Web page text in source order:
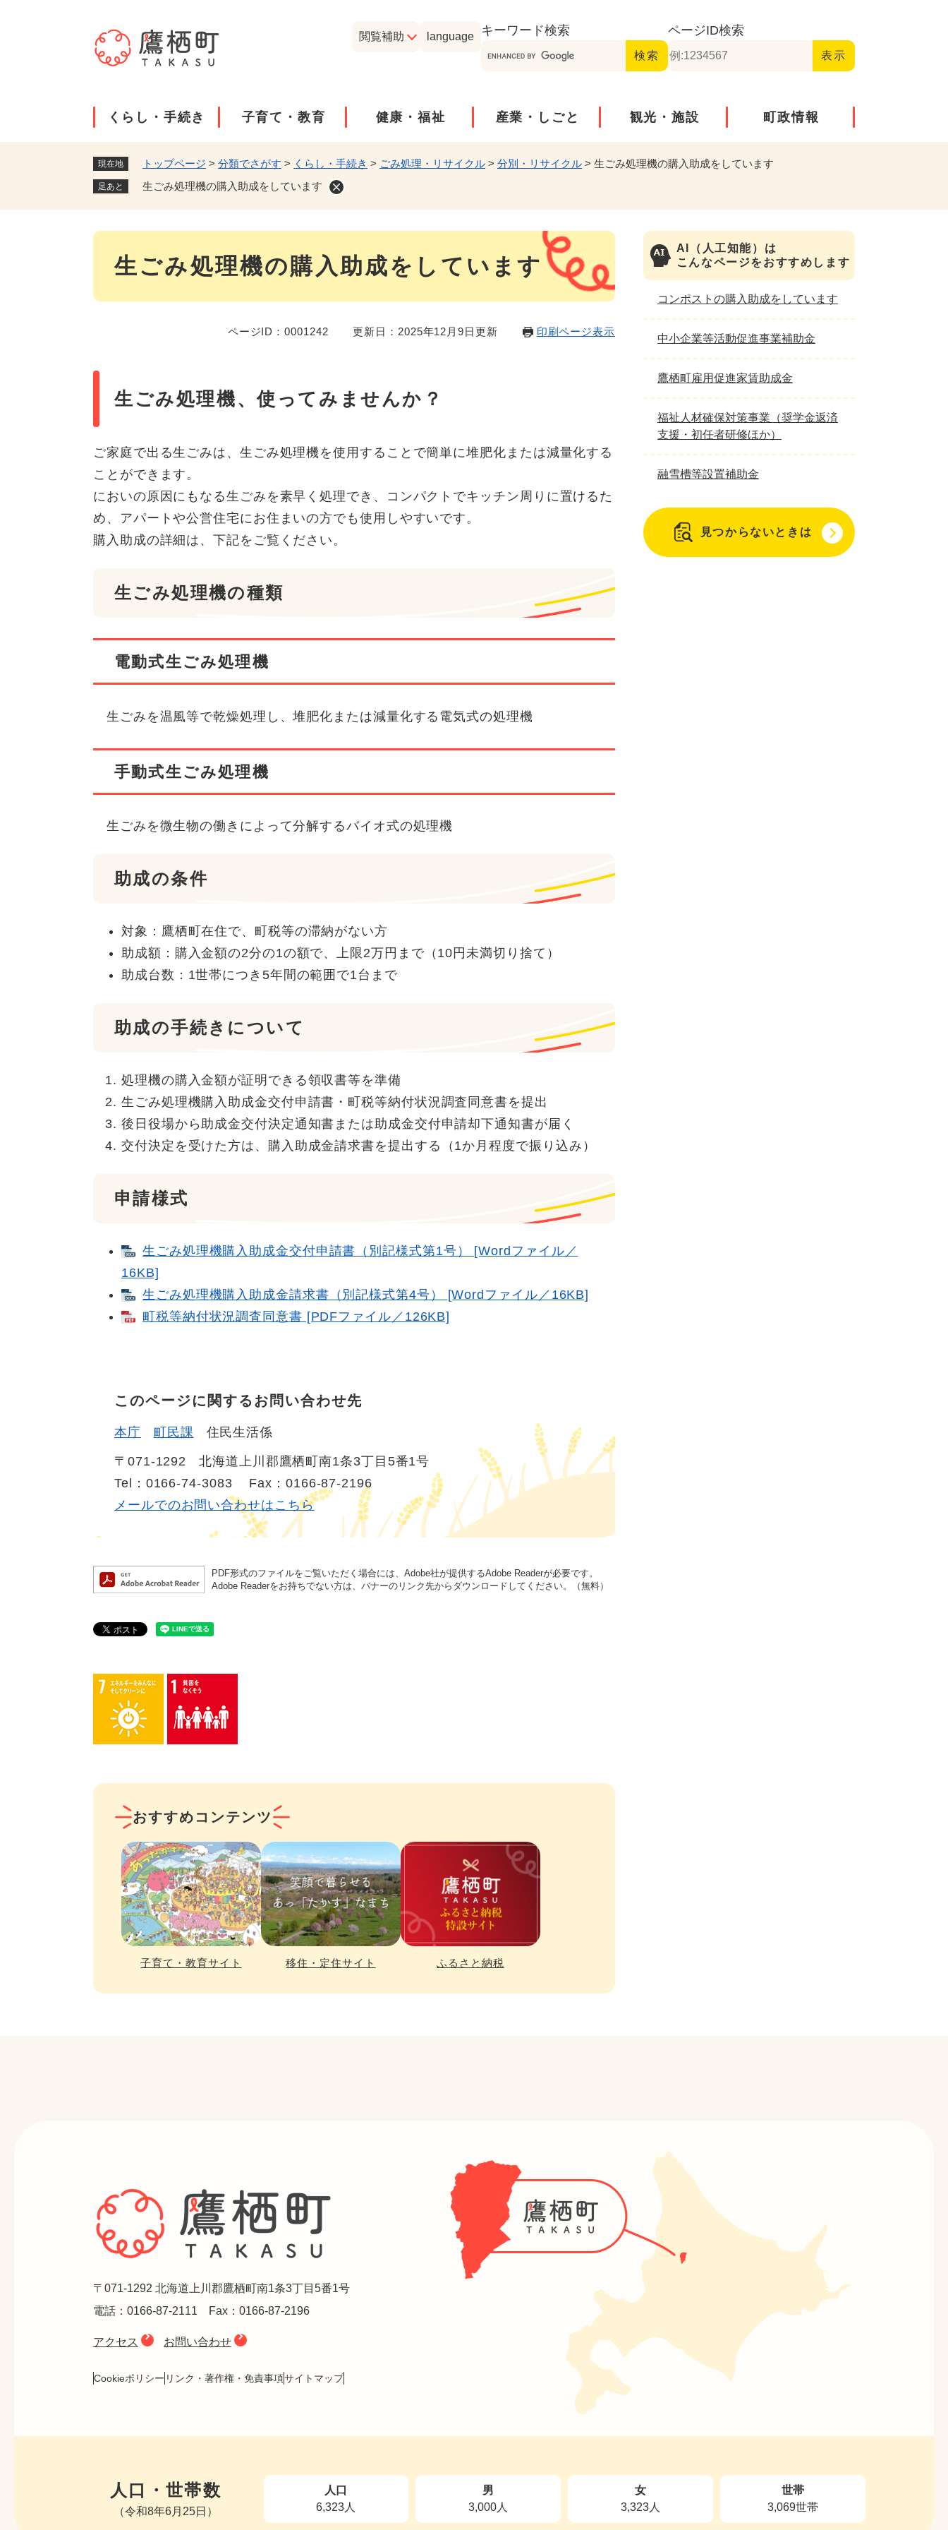
。
閲覧補助 language キーワード検索 ページID検索
くらし・手続き 子育て・教育 健康・福祉 産業・しごと 観光・施設 町政情報
現在地 トップページ > 分類でさがす > くらし・手続き > ごみ処理・リサイクル > 分別・リサイクル > 生ごみ処理機の購入助成をしています
足あと 生ごみ処理機の購入助成をしています
生ごみ処理機の購入助成をしています
ページID：0001242 更新日：2025年12月9日更新 印刷ページ表示
生ごみ処理機、使ってみませんか？
ご家庭で出る生ごみは、生ごみ処理機を使用することで簡単に堆肥化または減量化する
ことができます。
においの原因にもなる生ごみを素早く処理でき、コンパクトでキッチン周りに置けるた
め、アパートや公営住宅にお住まいの方でも使用しやすいです。
購入助成の詳細は、下記をご覧ください。
生ごみ処理機の種類
電動式生ごみ処理機
生ごみを温風等で乾燥処理し、堆肥化または減量化する電気式の処理機
手動式生ごみ処理機
生ごみを微生物の働きによって分解するバイオ式の処理機
助成の条件
対象：鷹栖町在住で、町税等の滞納がない方
助成額：購入金額の2分の1の額で、上限2万円まで（10円未満切り捨て）
助成台数：1世帯につき5年間の範囲で1台まで
助成の手続きについて
処理機の購入金額が証明できる領収書等を準備
生ごみ処理機購入助成金交付申請書・町税等納付状況調査同意書を提出
後日役場から助成金交付決定通知書または助成金交付申請却下通知書が届く
交付決定を受けた方は、購入助成金請求書を提出する（1か月程度で振り込み）
申請様式
生ごみ処理機購入助成金交付申請書（別記様式第1号） [Wordファイル／
16KB]
生ごみ処理機購入助成金請求書（別記様式第4号） [Wordファイル／16KB]
町税等納付状況調査同意書 [PDFファイル／126KB]
このページに関するお問い合わせ先
本庁 町民課 住民生活係
〒071-1292
北海道上川郡鷹栖町南1条3丁目5番1号
Tel：0166-74-3083
Fax：0166-87-2196
メールでのお問い合わせはこちら
PDF形式のファイルをご覧いただく場合には、Adobe社が提供するAdobe Readerが必要です。
Adobe Readerをお持ちでない方は、バナーのリンク先からダウンロードしてください。（無料）
おすすめコンテンツ
子育て・教育サイト 移住・定住サイト ふるさと納税
AI（人工知能）は
こんなページをおすすめします
コンポストの購入助成をしています
中小企業等活動促進事業補助金
鷹栖町雇用促進家賃助成金
福祉人材確保対策事業（奨学金返済
支援・初任者研修ほか）
融雪槽等設置補助金
見つからないときは
〒071-1292 北海道上川郡鷹栖町南1条3丁目5番1号
電話：0166-87-2111 Fax：0166-87-2196
アクセス お問い合わせ
Cookieポリシー リンク・著作権・免責事項サイトマップ
人口・世帯数
（令和8年6月25日）
人口
6,323人
男
3,000人
女
3,323人
世帯
3,069世帯